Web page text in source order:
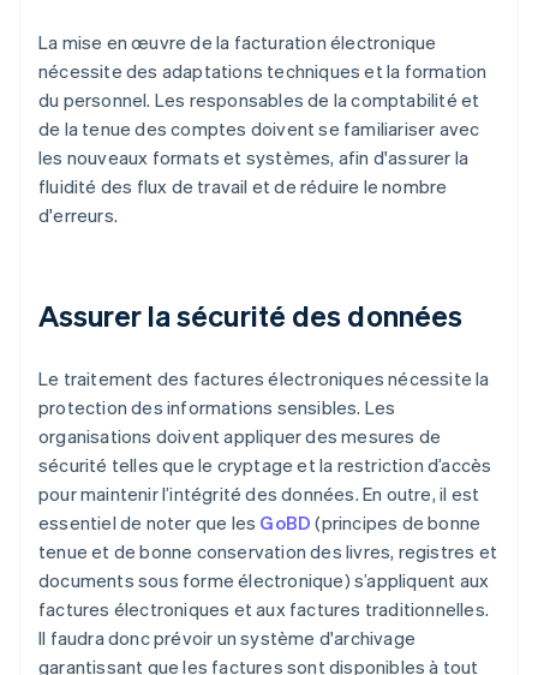
La mise en œuvre de la facturation électronique
nécessite des adaptations techniques et la formation
du personnel. Les responsables de la comptabilité et
de la tenue des comptes doivent se familiariser avec
les nouveaux formats et systèmes, afin d'assurer la
fluidité des flux de travail et de réduire le nombre
d'erreurs.
Assurer la sécurité des données
Le traitement des factures électroniques nécessite la
protection des informations sensibles. Les
organisations doivent appliquer des mesures de
sécurité telles que le cryptage et la restriction d’accès
pour maintenir l’intégrité des données. En outre, il est
essentiel de noter que les GoBD (principes de bonne
tenue et de bonne conservation des livres, registres et
documents sous forme électronique) s’appliquent aux
factures électroniques et aux factures traditionnelles.
Il faudra donc prévoir un système d'archivage
garantissant que les factures sont disponibles à tout